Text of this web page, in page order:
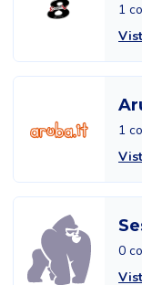
1
1
0